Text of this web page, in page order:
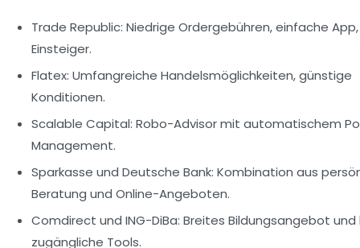
Trade Republic: Niedrige Ordergebühren, einfache
Einsteiger.
Flatex: Umfangreiche Handelsmöglichkeiten, günstige
Konditionen.
Scalable Capital: Robo-Advisor mit automatischem
Management.
Sparkasse und Deutsche Bank: Kombination aus
Beratung und Online-Angeboten.
Comdirect und ING-DiBa: Breites Bildungsangebot
zugängliche Tools.